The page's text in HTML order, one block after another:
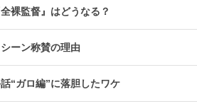
裸監督』はどうなる？
ーン称賛の理由
話“ガロ編”に落胆したワケ